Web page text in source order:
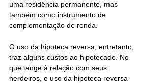
uma residência permanente, mas
também como instrumento de
complementação de renda.
O uso da hipoteca reversa, entretanto,
traz alguns custos ao hipotecado. No
que tange à relação com seus
herdeiros, o uso da hipoteca reversa